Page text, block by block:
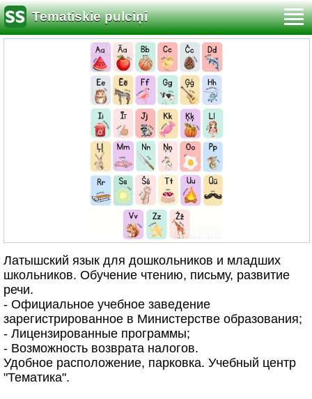
Tematiskie pulciņi
Латышский язык для дошкольников и младших
школьников. Обучение чтению, письму, развитие
речи.
- Официальное учебное заведение
зарегистрированное в Министерстве образования;
- Лицензированные программы;
- Возможность возврата налогов.
Удобное расположение, парковка. Учебный центр
"Тематика".